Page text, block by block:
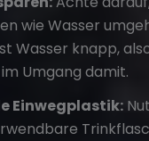
wie Wasser
Wasser knapp,
Umgang damit.
Einwegplastik: